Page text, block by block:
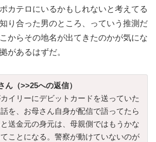
カテロにいるかもしれないと考えてる
り合った男のところ、っていう推測だ
からその地名が出てきたのかが気にな
があるはずだ。
ん（>>25への返信）
イリーにデビットカードを送っていた
を、お母さん自身が配信で語ってたら
送金元の身元は、母親側ではもうかな
ことになる。警察が動けていないのが